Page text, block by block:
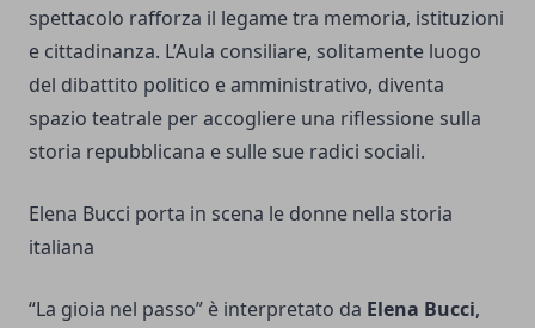
spettacolo rafforza il legame tra memoria, istituzioni
e cittadinanza. L’Aula consiliare, solitamente luogo
del dibattito politico e amministrativo, diventa
spazio teatrale per accogliere una riflessione sulla
storia repubblicana e sulle sue radici sociali.
Elena Bucci porta in scena le donne nella storia
italiana
“La gioia nel passo” è interpretato da Elena Bucci,